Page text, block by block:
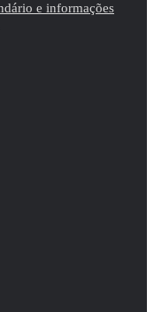
e informações